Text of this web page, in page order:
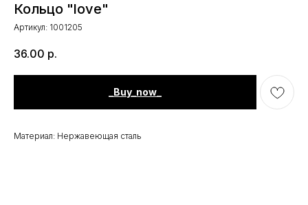
Кольцо "love"
Артикул: 1001205
36.00 р.
_Buy_now_
Материал: Нержавеющая сталь